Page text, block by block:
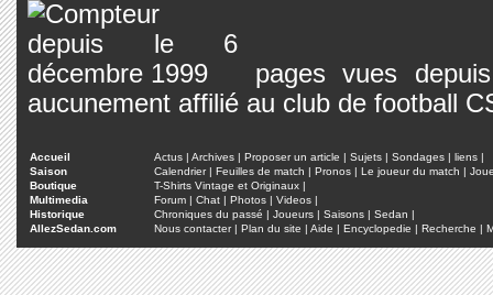
pages vues
aucunement affilié au club de football
Accueil Actus | Archives | Proposer un article | Sujets | Sondages | liens |
Saison
Calendrier| Feuilles de match | Pronos | Le joueur du match |
Boutique
T-Shirts Vintage et Originaux |
Multimedia
Forum | Chat | Photos | Videos |
Historique
Chroniques du passé | Joueurs | Saisons | Sedan |
AllezSedan.com
Nous contacter| Plan du site | Aide | Encyclopedie | Recherche |